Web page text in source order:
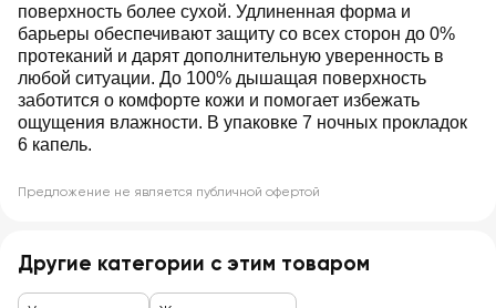
поверхность более сухой. Удлиненная форма и
барьеры обеспечивают защиту со всех сторон до 0%
протеканий и дарят дополнительную уверенность в
любой ситуации. До 100% дышащая поверхность
заботится о комфорте кожи и помогает избежать
ощущения влажности. В упаковке 7 ночных прокладок
6 капель.
Предложение не является публичной офертой
Другие категории с этим товаром